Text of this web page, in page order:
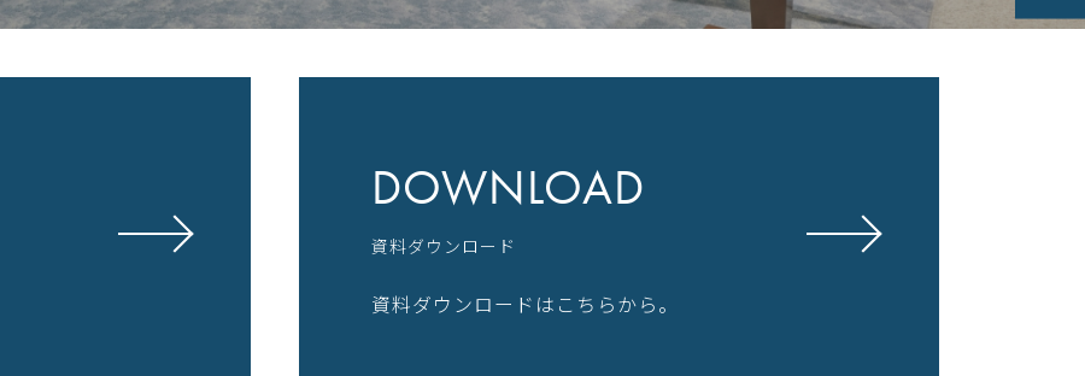
DOWNLOAD
資料ダウンロード
資料ダウンロードはこちらから。